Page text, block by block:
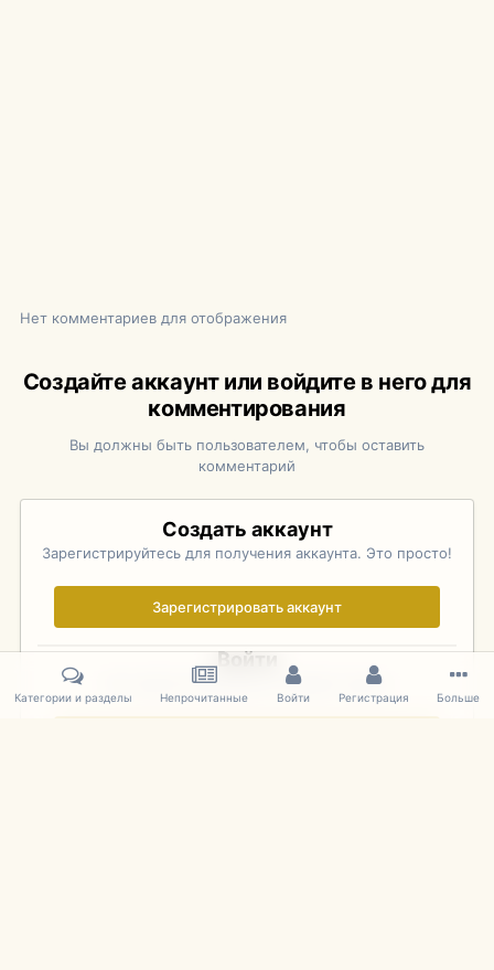
Нет комментариев для отображения
Создайте аккаунт или войдите в него для
комментирования
Вы должны быть пользователем, чтобы оставить
комментарий
Создать аккаунт
Зарегистрируйтесь для получения аккаунта. Это просто!
Зарегистрировать аккаунт
Войти
Уже зарегистрированы? Войдите здесь.
Категории и разделы Непрочитанные Войти Регистрация Больше